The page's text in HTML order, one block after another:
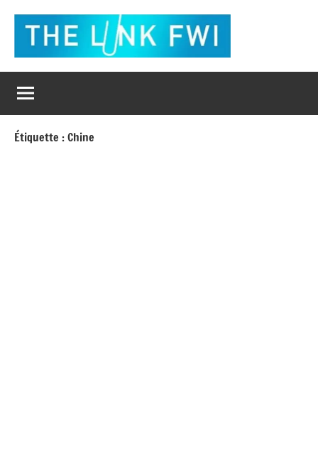
contenu
The
Link
Fwi
un
clic
Étiquette :Chine